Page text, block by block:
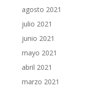
agosto 2021
julio 2021
junio 2021
mayo 2021
abril 2021
marzo 2021